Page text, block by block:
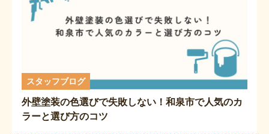
スタッフブログ
外壁塗装の色選びで失敗しない！和泉市で人気のカ
ラーと選び方のコツ